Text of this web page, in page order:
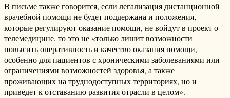
В письме также говорится, если легализация дистанционной
врачебной помощи не будет поддержана и положения,
которые регулируют оказание помощи, не войдут в проект о
телемедицине, то это не «только лишит возможности
повысить оперативность и качество оказания помощи,
особенно для пациентов с хроническими заболеваниями или
ограничениями возможностей здоровья, а также
проживающих на труднодоступных территориях, но и
приведет к отставанию развития отрасли в целом».